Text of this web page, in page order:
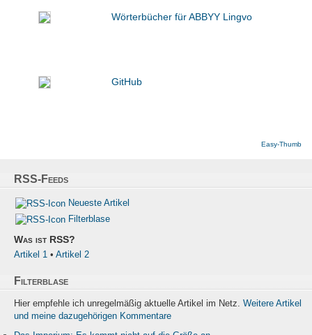
Wörterbücher für ABBYY Lingvo
GitHub
Easy-Thumb
RSS-Feeds
Neueste Artikel
Filterblase
Was ist RSS?
Artikel 1 • Artikel 2
Filterblase
Hier empfehle ich unregelmäßig aktuelle Artikel im Netz. Weitere Artikel
und meine dazugehörigen Kommentare